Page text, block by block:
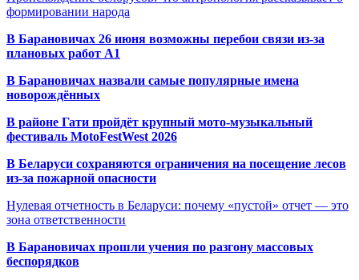
формировании народа
В Барановичах 26 июня возможны перебои связи из-за
плановых работ A1
В Барановичах назвали самые популярные имена
новорождённых
В районе Гати пройдёт крупный мото-музыкальный
фестиваль MotoFestWest 2026
В Беларуси сохраняются ограничения на посещение лесов
из-за пожарной опасности
Нулевая отчетность в Беларуси: почему «пустой» отчет — это
зона ответственности
В Барановичах прошли учения по разгону массовых
беспорядков